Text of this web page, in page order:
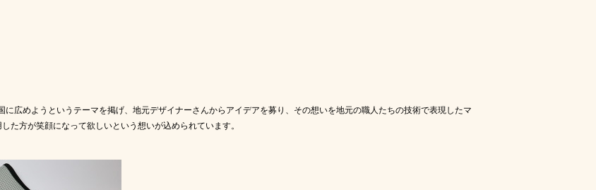
広めようというテーマを掲げ、地元デザイナーさんからアイデアを募り、その想いを地元の職人たちの技術で表現したマ
た方が笑顔になって欲しいという想いが込められています。